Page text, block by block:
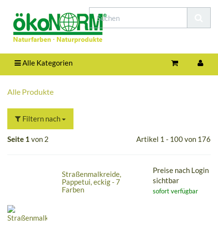
Alle Kategorien
Alle Produkte
Filtern nach
Seite 1 von 2 Artikel 1 - 100 von 176
Straßenmalkreide,
Pappetui, eckig - 7
Farben
Preise nach Login
sichtbar
sofort verfügbar